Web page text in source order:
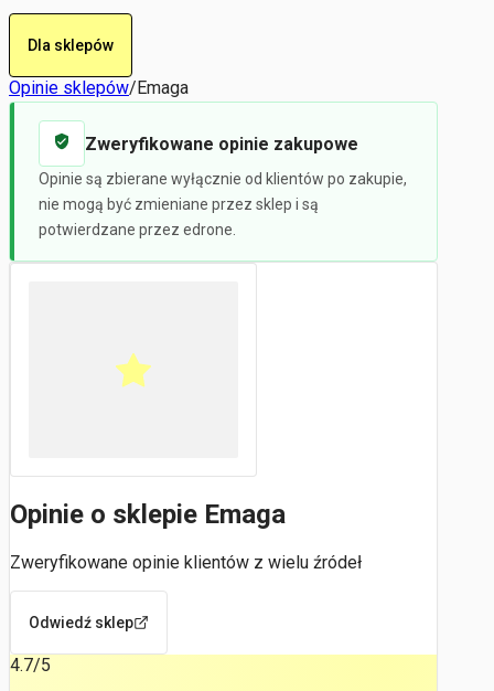
Dla sklepów
Opinie sklepów/Emaga
Zweryfikowane opinie zakupowe
Opinie są zbierane wyłącznie od klientów po zakupie,
nie mogą być zmieniane przez sklep i są
potwierdzane przez edrone.
Opinie o sklepie Emaga
Zweryfikowane opinie klientów z wielu źródeł
Odwiedź sklep
4.7/5